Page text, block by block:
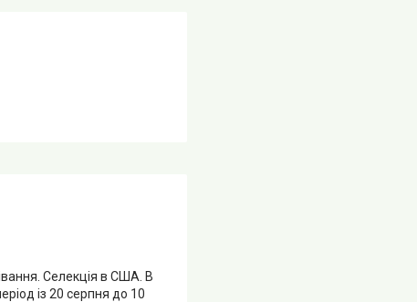
Селекція в США. В
із 20 серпня до 10